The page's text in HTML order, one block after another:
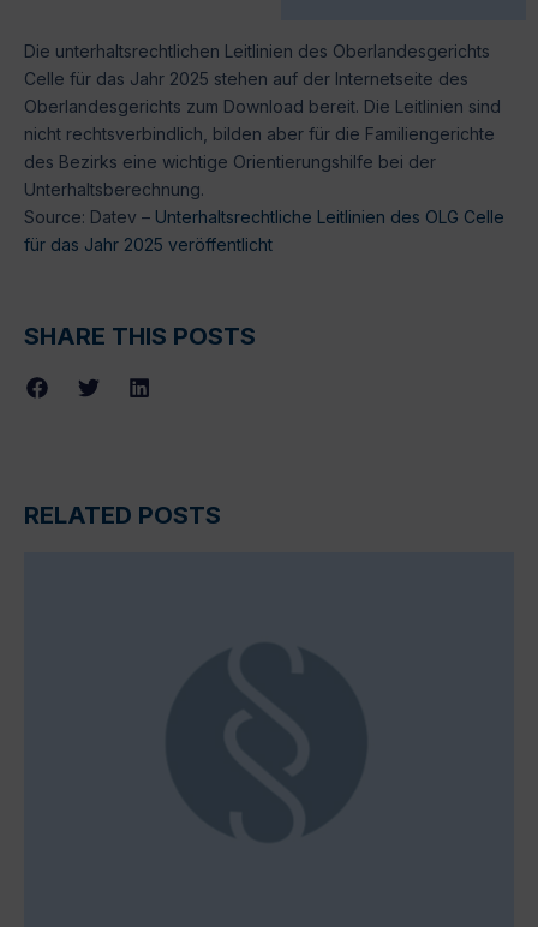
Die unterhaltsrechtlichen Leitlinien des Oberlandesgerichts
Celle für das Jahr 2025 stehen auf der Internetseite des
Oberlandesgerichts zum Download bereit. Die Leitlinien sind
nicht rechtsverbindlich, bilden aber für die Familiengerichte
des Bezirks eine wichtige Orientierungshilfe bei der
Unterhaltsberechnung.
Source: Datev – Unterhaltsrechtliche Leitlinien des OLG Celle
für das Jahr 2025 veröffentlicht
SHARE THIS POSTS
RELATED POSTS